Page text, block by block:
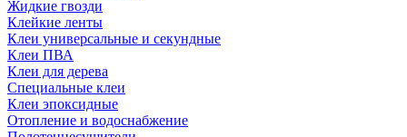
Жидкие гвозди
Клейкие ленты
Клеи универсальные и секундные
Клеи ПВА
Клеи для дерева
Специальные клеи
Клеи эпоксидные
Отопление и водоснабжение